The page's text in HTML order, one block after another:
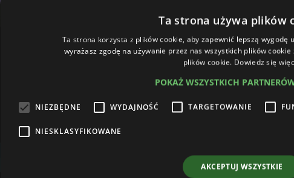
Ta strona używa plików
Ta strona korzysta z plików cookie, aby zapewnić lepszą wygodę
wyrażasz zgodę na używanie przez nas wszystkich plików
plików cookie. Dowiedz się
POKAŻ WSZYSTKICH
NIEZBĘDNE WYDAJNOŚĆ TARGETOWANIE
NIESKLASYFIKOWANE
AKCEPTUJ WSZYSTKIE